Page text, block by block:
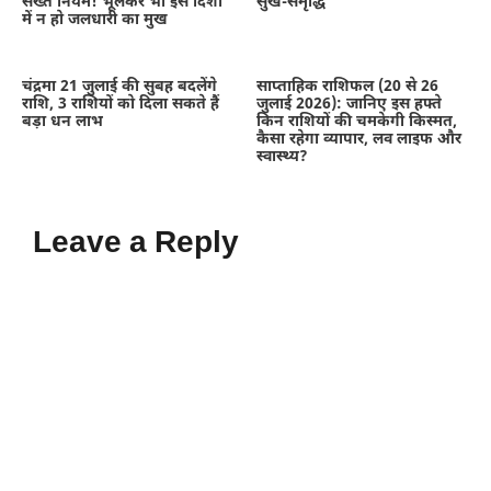
में न हो जलधारी का मुख
चंद्रमा 21 जुलाई की सुबह बदलेंगे
राशि, 3 राशियों को दिला सकते हैं
बड़ा धन लाभ
साप्ताहिक राशिफल (20 से 26
जुलाई 2026): जानिए इस हफ्ते
किन राशियों की चमकेगी किस्मत,
कैसा रहेगा व्यापार, लव लाइफ और
स्वास्थ्य?
Leave a Reply